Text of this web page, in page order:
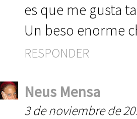
es que me gusta
Un beso enorme
RESPONDER
Neus Mensa
3 de noviembre de